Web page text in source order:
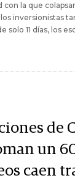
con la que
inversionistas
solo 11 días, los
de
un
caen